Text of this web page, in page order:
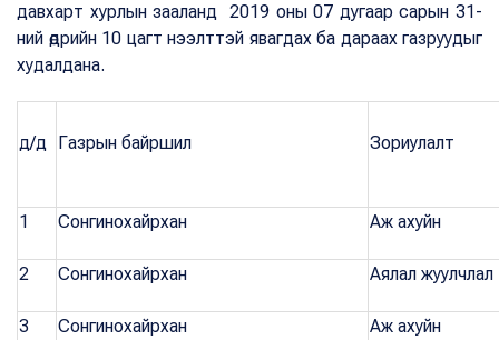
давхарт хурлын зааланд 2019 оны 07 дугаар сарын 31-
ний өдрийн 10 цагт нээлттэй явагдах ба дараах газруудыг
худалдана.
д/д Газрын байршил Зориулалт
1 Сонгинохайрхан Аж ахуйн
2 Сонгинохайрхан Аялал жуулчлал
3 Сонгинохайрхан Аж ахуйн